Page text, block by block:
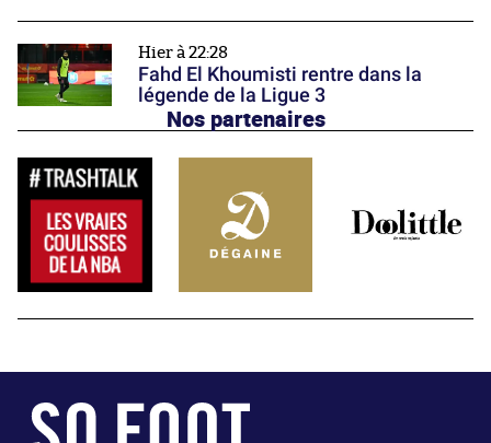
Hier à 22:28
Fahd El Khoumisti rentre dans la
légende de la Ligue 3
Nos partenaires